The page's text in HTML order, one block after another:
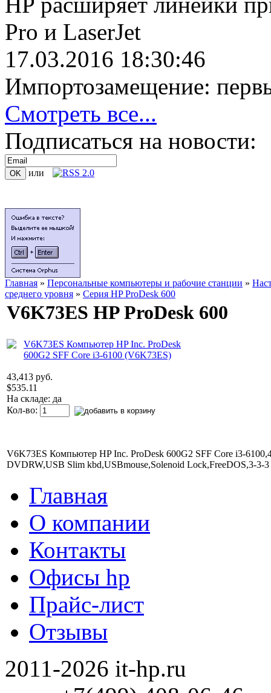
Pro и LaserJet
17.03.2016 18:30:46
Импортозамещение:
Смотреть все...
Подписаться на новости:
или
Главная » Персональные компьютеры и рабочие станции »
среднего уровня » Серия HP ProDesk 600
V6K73ES HP ProDesk 600
43,413 руб.
$535.11
На складе: да
Кол-во:
V6K73ES Компьютер HP Inc. ProDesk 600G2 SFF Core i3-
DVDRW,USB Slim kbd,USBmouse,Solenoid Lock,FreeDOS,3-3-
Главная
О компании
Контакты
Офисы hp
Прайс-лист
Отзывы
2011-2026 it-hp.ru